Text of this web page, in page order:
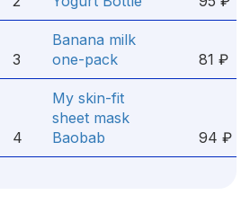
3
Banana milk
one-pack
81 ₽
4
My skin-fit
sheet mask
Baobab
94 ₽